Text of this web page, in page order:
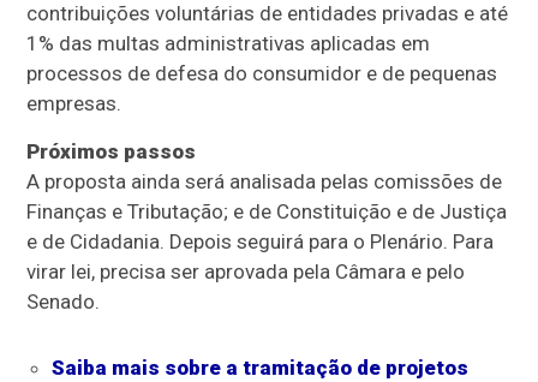
contribuições voluntárias de entidades privadas e até
1% das multas administrativas aplicadas em
processos de defesa do consumidor e de pequenas
empresas.
Próximos passos
A proposta ainda será analisada pelas comissões de
Finanças e Tributação; e de Constituição e de Justiça
e de Cidadania. Depois seguirá para o Plenário. Para
virar lei, precisa ser aprovada pela Câmara e pelo
Senado.
Saiba mais sobre a tramitação de projetos